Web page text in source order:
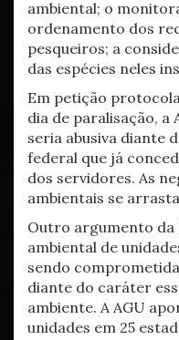
ambiental; o
ordenamento dos
pesqueiros; a
das espécies neles
Em petição
dia de paralisação, a
seria abusiva diante
federal que já
dos servidores. As
ambientais se
Outro argumento da
ambiental de
sendo
diante do caráter
ambiente. A AGU
unidades em 25